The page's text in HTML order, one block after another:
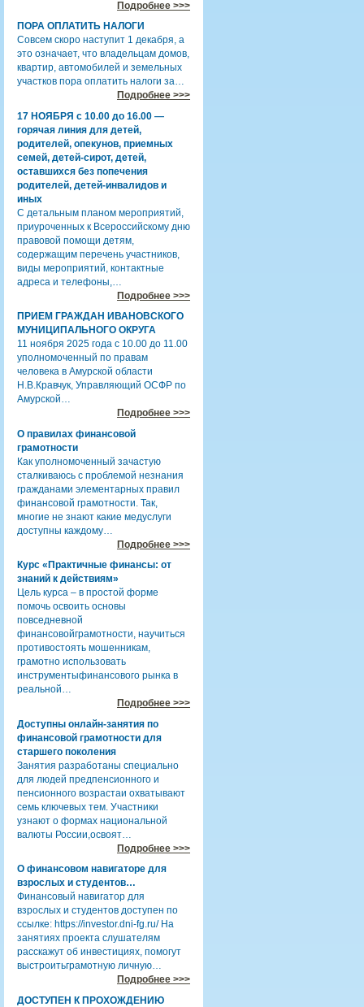
Подробнее >>>
ПОРА ОПЛАТИТЬ НАЛОГИ
Совсем скоро наступит 1 декабря, а
это означает, что владельцам домов,
квартир, автомобилей и земельных
участков пора оплатить налоги за…
Подробнее >>>
17 НОЯБРЯ с 10.00 до 16.00 —
горячая линия для детей,
родителей, опекунов, приемных
семей, детей-сирот, детей,
оставшихся без попечения
родителей, детей-инвалидов и
иных
С детальным планом мероприятий,
приуроченных к Всероссийскому дню
правовой помощи детям,
содержащим перечень участников,
виды мероприятий, контактные
адреса и телефоны,…
Подробнее >>>
ПРИЕМ ГРАЖДАН ИВАНОВСКОГО
МУНИЦИПАЛЬНОГО ОКРУГА
11 ноября 2025 года с 10.00 до 11.00
уполномоченный по правам
человека в Амурской области
Н.В.Кравчук, Управляющий ОСФР по
Амурской…
Подробнее >>>
О правилах финансовой
грамотности
Как уполномоченный зачастую
сталкиваюсь с проблемой незнания
гражданами элементарных правил
финансовой грамотности. Так,
многие не знают какие медуслуги
доступны каждому…
Подробнее >>>
Курс «Практичные финансы: от
знаний к действиям»
Цель курса – в простой форме
помочь освоить основы
повседневной
финансовойграмотности, научиться
противостоять мошенникам,
грамотно использовать
инструментыфинансового рынка в
реальной…
Подробнее >>>
Доступны онлайн-занятия по
финансовой грамотности для
старшего поколения
Занятия разработаны специально
для людей предпенсионного и
пенсионного возрастаи охватывают
семь ключевых тем. Участники
узнают о формах национальной
валюты России,освоят…
Подробнее >>>
О финансовом навигаторе для
взрослых и студентов…
Финансовый навигатор для
взрослых и студентов доступен по
ссылке: https://investor.dni-fg.ru/ На
занятиях проекта слушателям
расскажут об инвестициях, помогут
выстроитьграмотную личную…
Подробнее >>>
ДОСТУПЕН К ПРОХОЖДЕНИЮ